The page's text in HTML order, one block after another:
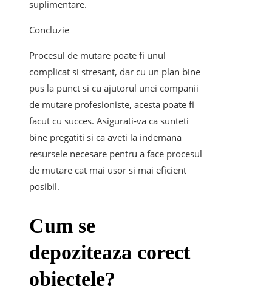
suplimentare.
Concluzie
Procesul de mutare poate fi unul
complicat si stresant, dar cu un plan bine
pus la punct si cu ajutorul unei companii
de mutare profesioniste, acesta poate fi
facut cu succes. Asigurati-va ca sunteti
bine pregatiti si ca aveti la indemana
resursele necesare pentru a face procesul
de mutare cat mai usor si mai eficient
posibil.
Cum se
depoziteaza corect
obiectele?